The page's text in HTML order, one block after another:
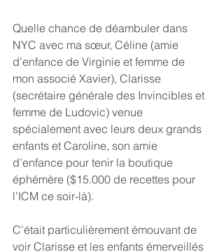
Quelle chance de déambuler dans
NYC avec ma sœur, Céline (amie
d’enfance de Virginie et femme de
mon associé Xavier), Clarisse
(secrétaire générale des Invincibles et
femme de Ludovic) venue
spécialement avec leurs deux grands
enfants et Caroline, son amie
d’enfance pour tenir la boutique
éphémère ($15.000 de recettes pour
l’ICM ce soir-là).
C’était particulièrement émouvant de
voir Clarisse et les enfants émerveillés